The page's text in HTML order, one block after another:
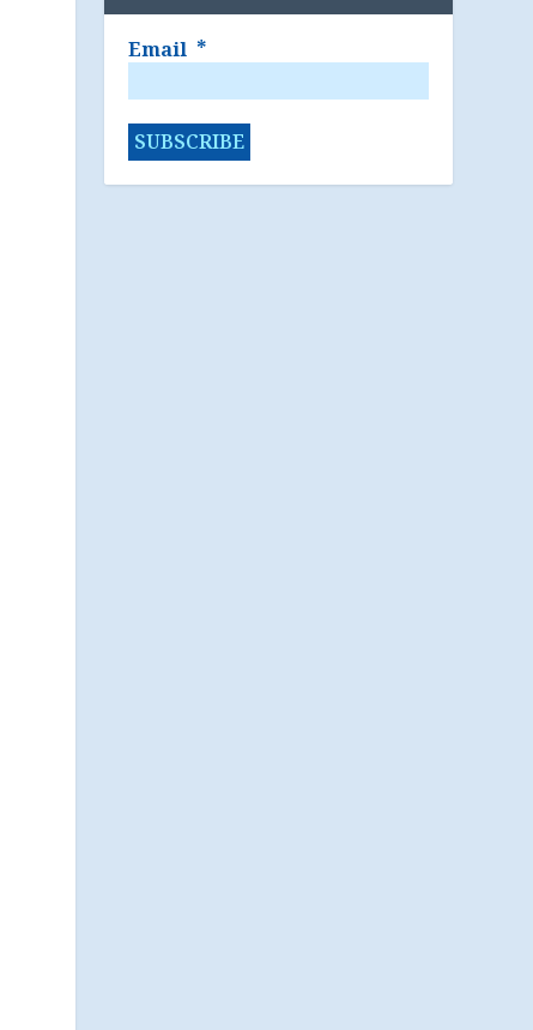
Email *